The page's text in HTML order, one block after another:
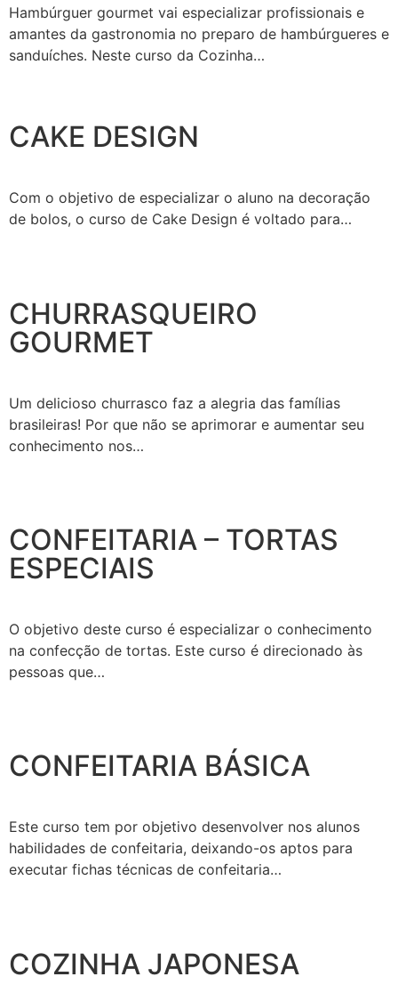
Hambúrguer gourmet vai especializar profissionais e
amantes da gastronomia no preparo de hambúrgueres e
sanduíches. Neste curso da Cozinha…
CAKE DESIGN
Com o objetivo de especializar o aluno na decoração
de bolos, o curso de Cake Design é voltado para…
CHURRASQUEIRO
GOURMET
Um delicioso churrasco faz a alegria das famílias
brasileiras! Por que não se aprimorar e aumentar seu
conhecimento nos…
CONFEITARIA – TORTAS
ESPECIAIS
O objetivo deste curso é especializar o conhecimento
na confecção de tortas. Este curso é direcionado às
pessoas que…
CONFEITARIA BÁSICA
Este curso tem por objetivo desenvolver nos alunos
habilidades de confeitaria, deixando-os aptos para
executar fichas técnicas de confeitaria…
COZINHA JAPONESA